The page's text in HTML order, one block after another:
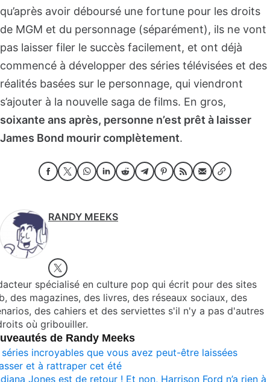
qu’après avoir déboursé une fortune pour les droits
de MGM et du personnage (séparément), ils ne vont
pas laisser filer le succès facilement, et ont déjà
commencé à développer des séries télévisées et des
réalités basées sur le personnage, qui viendront
s’ajouter à la nouvelle saga de films. En gros,
soixante ans après, personne n’est prêt à laisser
James Bond mourir complètement.
RANDY MEEKS
spécialisé en culture pop qui écrit pour des sites
des magazines, des livres, des réseaux sociaux, des
des cahiers et des serviettes s'il n'y a pas d'autres
où gribouiller.
de Randy Meeks
incroyables que vous avez peut-être laissées
et à rattraper cet été
Jones est de retour ! Et non, Harrison Ford n’a rien à